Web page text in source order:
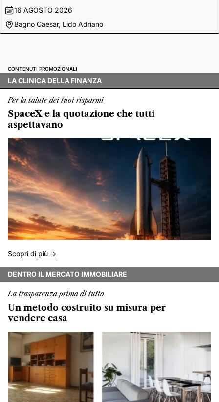
16 AGOSTO 2026
Bagno Caesar, Lido Adriano
CONTENUTI PROMOZIONALI
LA CLINICA DELLA FINANZA
Per la salute dei tuoi risparmi
SpaceX e la quotazione che tutti
aspettavano
Scopri di più ->
DENTRO IL MERCATO IMMOBILIARE
La trasparenza prima di tutto
Un metodo costruito su misura per
vendere casa